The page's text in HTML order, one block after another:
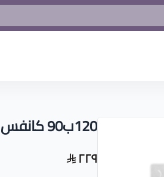
120ب90 كانفس
٢٢٩